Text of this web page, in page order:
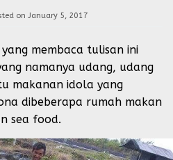
on January 5, 2017
membaca tulisan ini
namanya udang, udang
makanan idola yang
dibeberapa rumah makan
sea food.